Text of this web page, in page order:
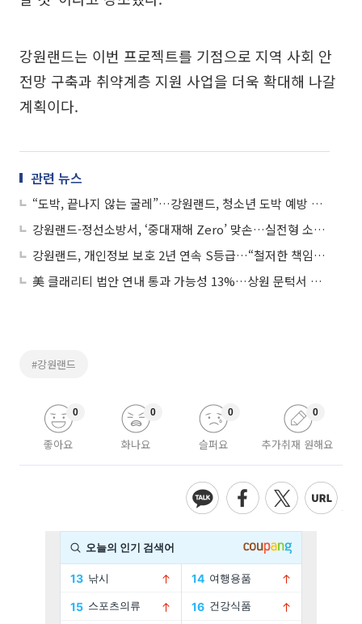
강원랜드는 이번 프로젝트를 기점으로 지역 사회 안
전망 구축과 취약계층 지원 사업을 더욱 확대해 나갈
계획이다.
관련 뉴스
“도박, 끝나지 않는 굴레”…강원랜드, 청소년 도박 예방 공모전 시상
강원랜드-정선소방서, ‘중대재해 Zero’ 맞손…실전형 소방합동훈련 전개
강원랜드, 개인정보 보호 2년 연속 S등급…“철저한 책임경영 결실”
美 클래리티 법안 연내 통과 가능성 13%…상원 문턱서 제동
#강원랜드
좋아요
0
화나요
0
슬퍼요
0
추가취재 원해요
0